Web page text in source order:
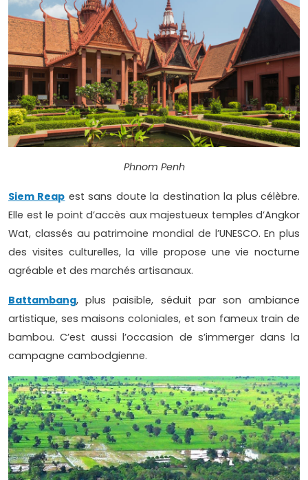
Phnom Penh
Siem Reap est sans doute la destination la plus célèbre.
Elle est le point d’accès aux majestueux temples d’Angkor
Wat, classés au patrimoine mondial de l’UNESCO. En plus
des visites culturelles, la ville propose une vie nocturne
agréable et des marchés artisanaux.
Battambang, plus paisible, séduit par son ambiance
artistique, ses maisons coloniales, et son fameux train de
bambou. C’est aussi l’occasion de s’immerger dans la
campagne cambodgienne.